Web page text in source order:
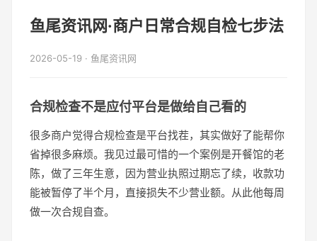
鱼尾资讯网·商户日常合规自检七步法
2026-05-19 · 鱼尾资讯网
合规检查不是应付平台是做给自己看的
很多商户觉得合规检查是平台找茬，其实做好了能帮你
省掉很多麻烦。我见过最可惜的一个案例是开餐馆的老
陈，做了三年生意，因为营业执照过期忘了续，收款功
能被暂停了半个月，直接损失不少营业额。从此他每周
做一次合规自查。